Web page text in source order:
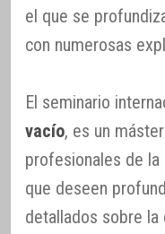
el que se
con numerosas
El seminario
vacío, es un
profesionales de la
que deseen
detallados sobre la